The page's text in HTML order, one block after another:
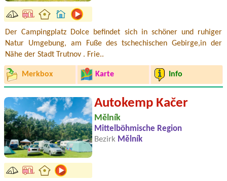
Der Campingplatz Dolce befindet sich in schöner und ruhiger
Natur Umgebung, am Fuße des tschechischen Gebirge,in der
Nähe der Stadt Trutnov . Frie..
Merkbox Karte Info
Autokemp Kačer
Mělník
Mittelböhmische Region
Bezirk Mělník